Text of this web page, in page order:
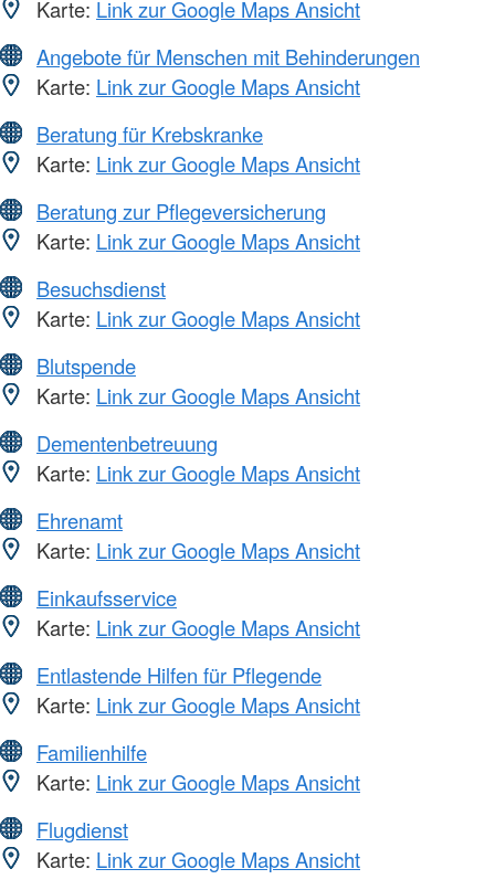
Karte: Link zur Google Maps Ansicht
Angebote für Menschen mit Behinderungen
Karte: Link zur Google Maps Ansicht
Beratung für Krebskranke
Karte: Link zur Google Maps Ansicht
Beratung zur Pflegeversicherung
Karte: Link zur Google Maps Ansicht
Besuchsdienst
Karte: Link zur Google Maps Ansicht
Blutspende
Karte: Link zur Google Maps Ansicht
Dementenbetreuung
Karte: Link zur Google Maps Ansicht
Ehrenamt
Karte: Link zur Google Maps Ansicht
Einkaufsservice
Karte: Link zur Google Maps Ansicht
Entlastende Hilfen für Pflegende
Karte: Link zur Google Maps Ansicht
Familienhilfe
Karte: Link zur Google Maps Ansicht
Flugdienst
Karte: Link zur Google Maps Ansicht